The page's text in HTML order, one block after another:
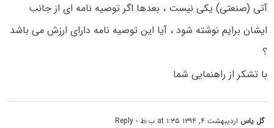
آتی (صنعتی) یکی نیست ، بعدها اگر توصیه نامه ای از جانب
ایشان برایم نوشته شود ، آیا این توصیه نامه دارای ارزش می باشد
؟
با تشکر از راهنمایی شما
گل یاس اردیبهشت ۴, ۱۳۹۴ at ۱:۳۵ ب٫ظ - Reply